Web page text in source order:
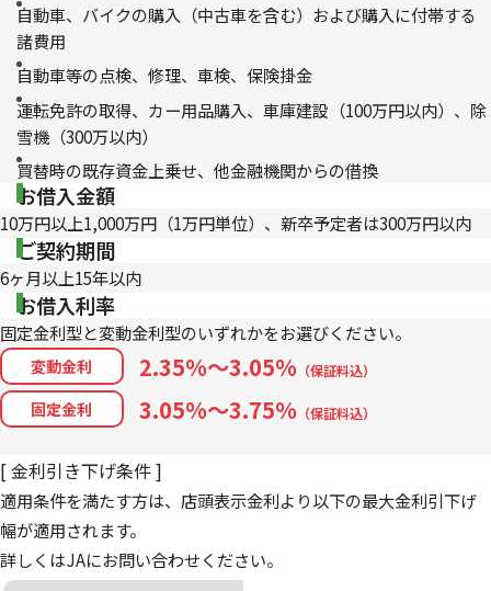
自動車、バイクの購入（中古車を含む）および購入に付帯する
諸費用
自動車等の点検、修理、車検、保険掛金
運転免許の取得、カー用品購入、車庫建設（100万円以内）、除
雪機（300万以内）
買替時の既存資金上乗せ、他金融機関からの借換
お借入金額
10万円以上1,000万円（1万円単位）、新卒予定者は300万円以内
ご契約期間
6ヶ月以上15年以内
お借入利率
固定金利型と変動金利型のいずれかをお選びください。
変動金利 2.35%～3.05% （保証料込）
固定金利 3.05%～3.75% （保証料込）
[ 金利引き下げ条件 ]
適用条件を満たす方は、店頭表示金利より以下の最大金利引下げ
幅が適用されます。
詳しくはJAにお問い合わせください。